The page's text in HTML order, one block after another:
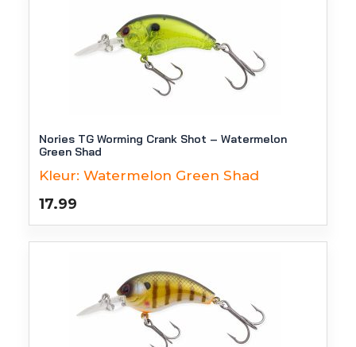
Nories TG Worming Crank Shot – Watermelon
Green Shad
Kleur: Watermelon Green Shad
17.99